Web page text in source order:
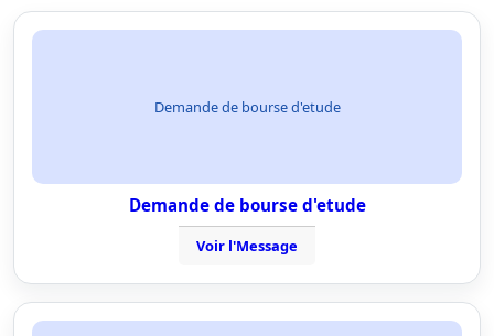
Demande de bourse d'etude
Demande de bourse d'etude
Voir l'Message